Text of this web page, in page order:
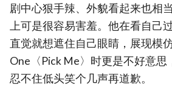
剧中心狠手辣、外貌看起来也相
上可是很容易害羞。他在看自己
直觉就想遮住自己眼睛，展现模
One〈Pick Me〉时更是不好意思
忍不住低头笑个几声再道歉。